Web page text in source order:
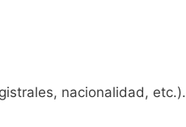
nacionalidad, etc.).